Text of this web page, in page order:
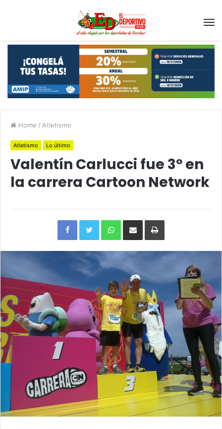
Home / Atletismo
Atletismo Lo último
Valentín Carlucci fue 3º en
la carrera Cartoon Network
FacebookTwitterWhatsAppCompartirImprimir